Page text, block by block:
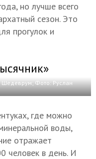
но лучше всего
сезон. Это
прогулок и
Шедеврум; Фото: Руслан
где можно
воды,
отражает
человек в день. И